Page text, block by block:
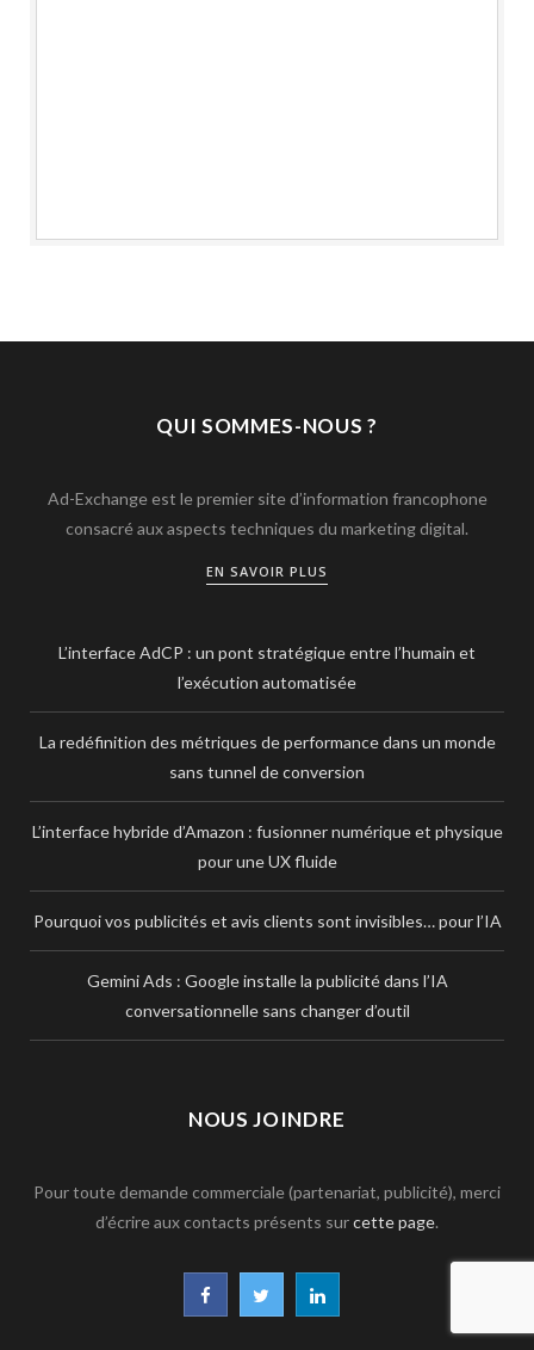
QUI SOMMES-NOUS ?
Ad-Exchange est le premier site d’information francophone
consacré aux aspects techniques du marketing digital.
EN SAVOIR PLUS
L’interface AdCP : un pont stratégique entre l’humain et
l’exécution automatisée
La redéfinition des métriques de performance dans un monde
sans tunnel de conversion
L’interface hybride d’Amazon : fusionner numérique et physique
pour une UX fluide
Pourquoi vos publicités et avis clients sont invisibles… pour l’IA
Gemini Ads : Google installe la publicité dans l’IA
conversationnelle sans changer d’outil
NOUS JOINDRE
Pour toute demande commerciale (partenariat, publicité), merci
d’écrire aux contacts présents surcette page.
F L